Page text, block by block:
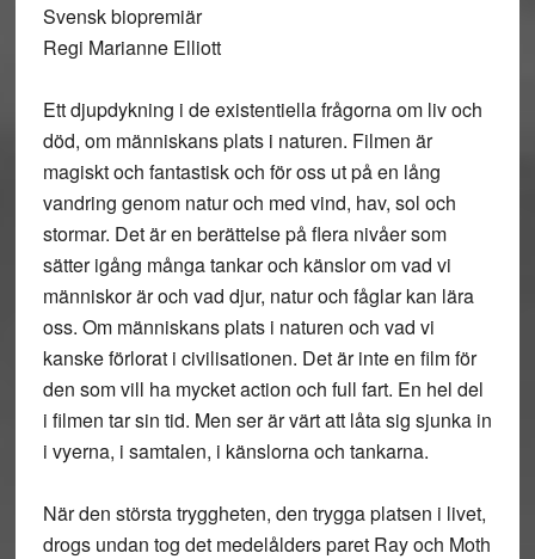
Svensk biopremiär
Regi Marianne Elliott
Ett djupdykning i de existentiella frågorna om liv och
död, om människans plats i naturen. Filmen är
magiskt och fantastisk och för oss ut på en lång
vandring genom natur och med vind, hav, sol och
stormar. Det är en berättelse på flera nivåer som
sätter igång många tankar och känslor om vad vi
människor är och vad djur, natur och fåglar kan lära
oss. Om människans plats i naturen och vad vi
kanske förlorat i civilisationen. Det är inte en film för
den som vill ha mycket action och full fart. En hel del
i filmen tar sin tid. Men ser är värt att låta sig sjunka in
i vyerna, i samtalen, i känslorna och tankarna.
När den största tryggheten, den trygga platsen i livet,
drogs undan tog det medelålders paret Ray och Moth